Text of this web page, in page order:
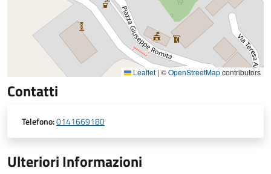
Leaflet | ©OpenStreetMapcontributors
Contatti
Telefono:0141669180
Ulteriori Informazioni